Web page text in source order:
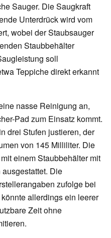
Sauger. Die Saugkraft
Unterdrück wird vom
wobei der Staubsauger
Staubbehälter
soll
Teppiche direkt erkannt
nasse Reinigung an,
Pad zum Einsatz kommt.
drei Stufen justieren, der
von 145 Milliliter. Die
einem Staubbehälter mit
Die
zufolge bei
allerdings ein leerer
Zeit ohne